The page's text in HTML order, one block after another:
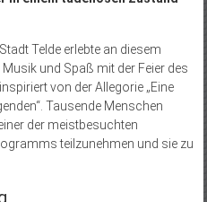
Telde erlebte an diesem
und Spaß mit der Feier des
von der Allegorie „Eine
Tausende Menschen
der meistbesuchten
teilzunehmen und sie zu